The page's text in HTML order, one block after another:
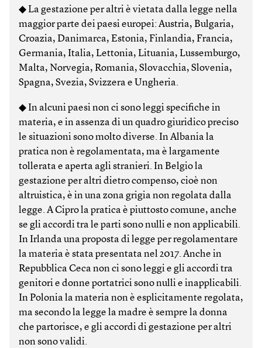
◆ La gestazione per altri è vietata dalla legge nella
maggior parte dei paesi europei: Austria, Bulgaria,
Croazia, Danimarca, Estonia, Finlandia, Francia,
Germania, Italia, Lettonia, Lituania, Lussemburgo,
Malta, Norvegia, Romania, Slovacchia, Slovenia,
Spagna, Svezia, Svizzera e Ungheria.
◆ In alcuni paesi non ci sono leggi specifiche in
materia, e in assenza di un quadro giuridico preciso
le situazioni sono molto diverse. In Albania la
pratica non è regolamentata, ma è largamente
tollerata e aperta agli stranieri. In Belgio la
gestazione per altri dietro compenso, cioè non
altruistica, è in una zona grigia non regolata dalla
legge. A Cipro la pratica è piuttosto comune, anche
se gli accordi tra le parti sono nulli e non applicabili.
In Irlanda una proposta di legge per regolamentare
la materia è stata presentata nel 2017. Anche in
Repubblica Ceca non ci sono leggi e gli accordi tra
genitori e donne portatrici sono nulli e inapplicabili.
In Polonia la materia non è esplicitamente regolata,
ma secondo la legge la madre è sempre la donna
che partorisce, e gli accordi di gestazione per altri
non sono validi.